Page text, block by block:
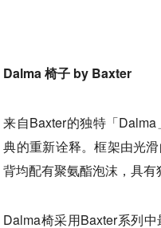
Dalma 椅子 by Baxter
来自Baxter的独特「
典的重新诠释。框架由光
背均配有聚氨酯泡沫，具有
Dalma椅采用Baxter系列